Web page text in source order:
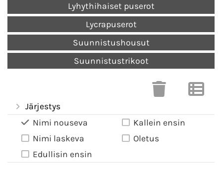
Lyhythihaiset puserot
Lycrapuserot
Suunnistushousut
Suunnistustrikoot
Järjestys
Nimi nouseva
Nimi laskeva
Edullisin ensin
Kallein ensin
Oletus